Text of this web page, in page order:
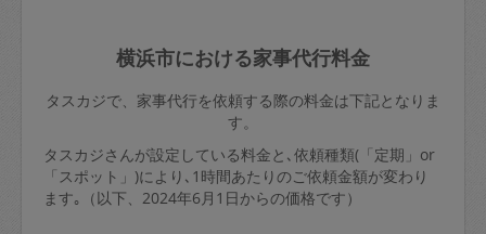
横浜市における家事代行料金
タスカジで、家事代行を依頼する際の料金は下記となりま
す。
タスカジさんが設定している料金と､依頼種類(「定期」or
「スポット」)により､1時間あたりのご依頼金額が変わり
ます｡（以下、2024年6月1日からの価格です）